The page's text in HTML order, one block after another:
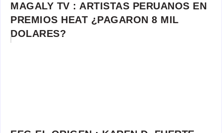
MAGALY TV : ARTISTAS PERUANOS EN
PREMIOS HEAT ¿PAGARON 8 MIL
DOLARES?